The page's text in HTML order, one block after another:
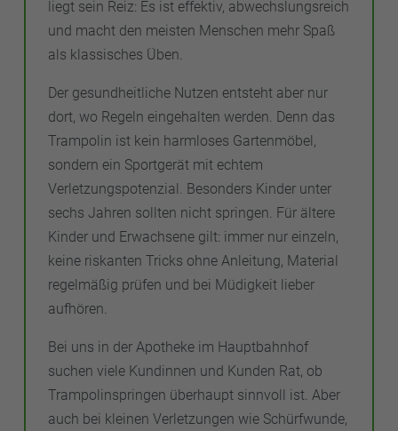
liegt sein Reiz: Es ist effektiv, abwechslungsreich
und macht den meisten Menschen mehr Spaß
als klassisches Üben.
Der gesundheitliche Nutzen entsteht aber nur
dort, wo Regeln eingehalten werden. Denn das
Trampolin ist kein harmloses Gartenmöbel,
sondern ein Sportgerät mit echtem
Verletzungspotenzial. Besonders Kinder unter
sechs Jahren sollten nicht springen. Für ältere
Kinder und Erwachsene gilt: immer nur einzeln,
keine riskanten Tricks ohne Anleitung, Material
regelmäßig prüfen und bei Müdigkeit lieber
aufhören.
Bei uns in der Apotheke im Hauptbahnhof
suchen viele Kundinnen und Kunden Rat, ob
Trampolinspringen überhaupt sinnvoll ist. Aber
auch bei kleinen Verletzungen wie Schürfwunde,